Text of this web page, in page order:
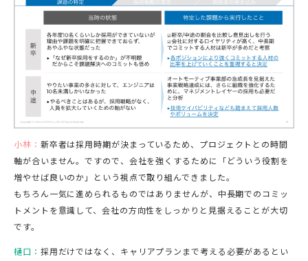
小林： 新卒者は採用時期が決まっているため、プロジェクトとの時間
軸が合いません。ですので、会社を強くするために「どういう役割を
増やせば良いのか」という視点で取り組んできました。
もちろん一気に進められるものではありませんが、中長期でのコミッ
トメントを意識して、会社の方向性をしっかりと見据えることが大切
です。
樋口： 採用だけではなく、キャリアプランまで考える必要があるとい